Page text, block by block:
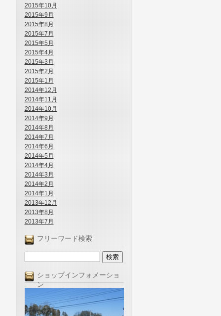
2015年10月
2015年9月
2015年8月
2015年7月
2015年5月
2015年4月
2015年3月
2015年2月
2015年1月
2014年12月
2014年11月
2014年10月
2014年9月
2014年8月
2014年7月
2014年6月
2014年5月
2014年4月
2014年3月
2014年2月
2014年1月
2013年12月
2013年8月
2013年7月
フリーワード検索
ショップインフォメーショ
ン